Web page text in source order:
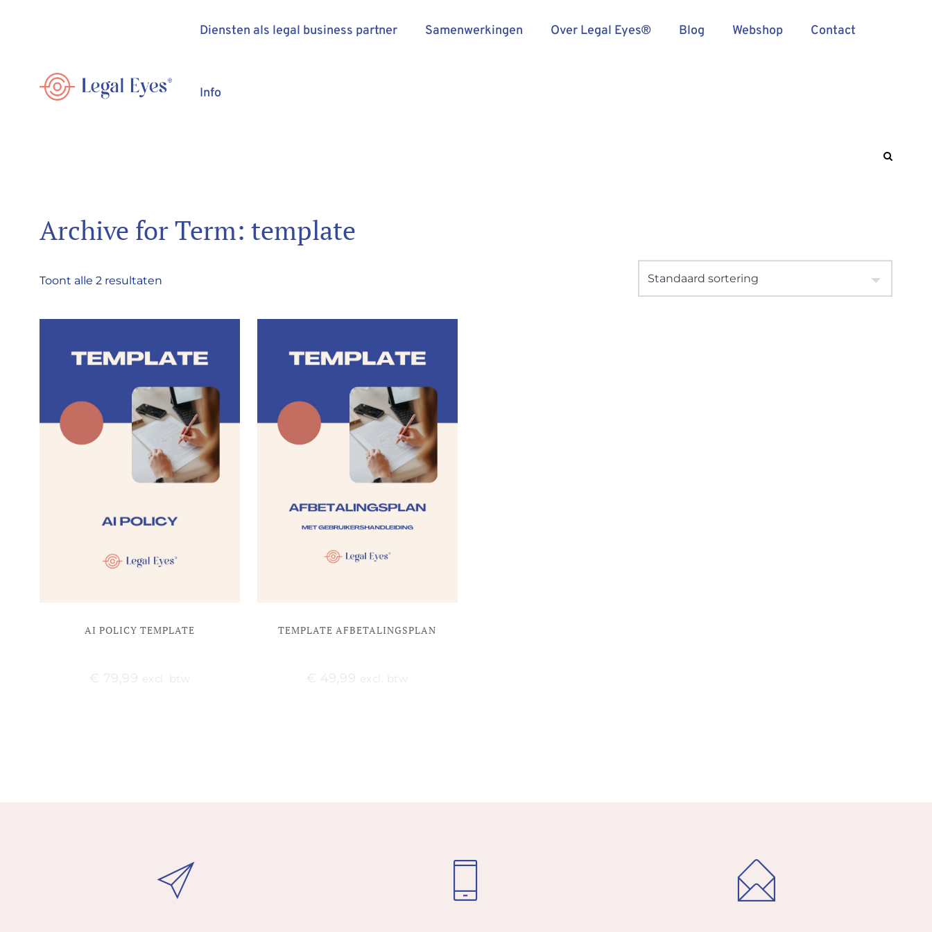
Diensten als legal business partner Samenwerkingen Over Legal Eyes® Blog Webshop Contact
Info
Archive for Term: template
Toont alle 2 resultaten
AI POLICY TEMPLATE
€ 79,99 excl. btw
TEMPLATE AFBETALINGSPLAN
€ 49,99 excl. btw